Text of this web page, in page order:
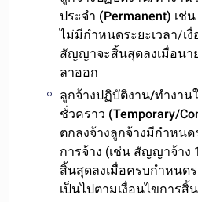
ประจำ (Permanent) เช่
ไม่มีกำหนดระยะเวลา/เ
สัญญาจะสิ้นสุดลงเมื่อนา
ลาออก
ลูกจ้างปฏิบัติงาน/ทำงา
ชั่วคราว (Temporary/
ตกลงจ้างลูกจ้างมีกำหน
การจ้าง (เช่น สัญญาจ้าง
สิ้นสุดลงเมื่อครบกำหนดร
เป็นไปตามเงื่อนไขการสิ้